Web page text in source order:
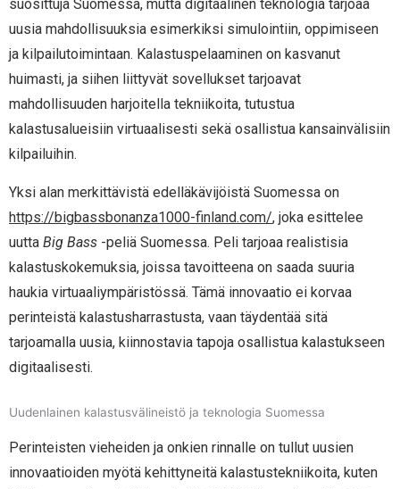
suosittuja Suomessa, mutta digitaalinen teknologia tarjoaa
uusia mahdollisuuksia esimerkiksi simulointiin, oppimiseen
ja kilpailutoimintaan. Kalastuspelaaminen on kasvanut
huimasti, ja siihen liittyvät sovellukset tarjoavat
mahdollisuuden harjoitella tekniikoita, tutustua
kalastusalueisiin virtuaalisesti sekä osallistua kansainvälisiin
kilpailuihin.
Yksi alan merkittävistä edelläkävijöistä Suomessa on
https://bigbassbonanza1000-finland.com/, joka esittelee
uutta Big Bass -peliä Suomessa. Peli tarjoaa realistisia
kalastuskokemuksia, joissa tavoitteena on saada suuria
haukia virtuaaliympäristössä. Tämä innovaatio ei korvaa
perinteistä kalastusharrastusta, vaan täydentää sitä
tarjoamalla uusia, kiinnostavia tapoja osallistua kalastukseen
digitaalisesti.
Uudenlainen kalastusvälineistö ja teknologia Suomessa
Perinteisten vieheiden ja onkien rinnalle on tullut uusien
innovaatioiden myötä kehittyneitä kalastustekniikoita, kuten